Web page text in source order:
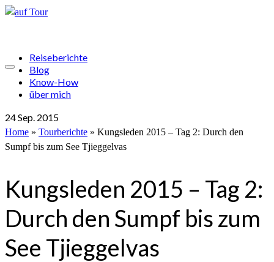
Reiseberichte
Blog
Know-How
über mich
24Sep. 2015
Home » Tourberichte » Kungsleden 2015 – Tag 2: Durch den
Sumpf bis zum See Tjieggelvas
Kungsleden 2015 – Tag 2:
Durch den Sumpf bis zum
See Tjieggelvas